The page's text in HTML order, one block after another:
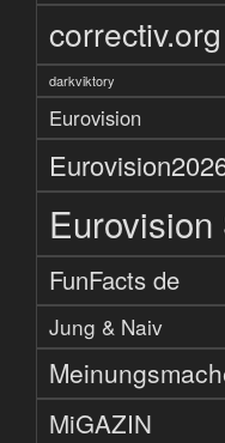
correctiv.org
darkviktory
Eurovision
FunFacts de
Jung & Naiv
MiGAZIN